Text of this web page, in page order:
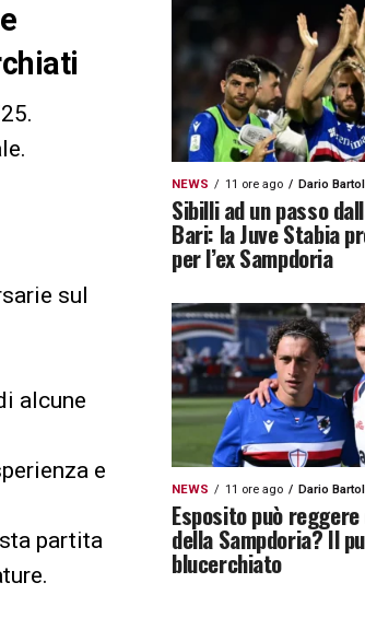
sul
alcune
e
partita
NEWS 11 ore ago Dario
Sibilli ad un passo
Bari: la Juve Stabia
per l’ex Sampdoria
NEWS 11 ore ago Dario
Esposito può
della Sampdoria? Il
blucerchiato